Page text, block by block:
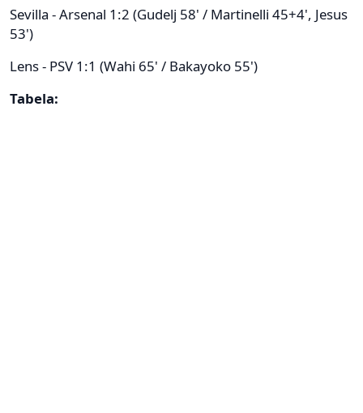
Sevilla - Arsenal 1:2 (Gudelj 58' / Martinelli 45+4', Jesus
53')
Lens - PSV 1:1 (Wahi 65' / Bakayoko 55')
Tabela: